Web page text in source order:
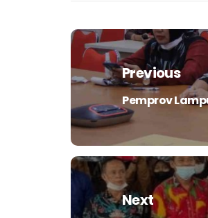
Navigasi
pos
Previous
Previous
post:
Pemprov
Next